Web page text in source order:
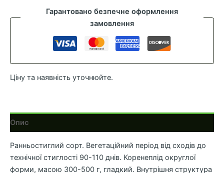
3
Гарантовано безпечне оформлення
замовлення
Ціну та наявність уточнюйте.
Опис
Ранньостиглий сорт. Вегетаційний період від сходів до
технічної стиглості 90-110 днів. Коренеплід округлої
форми, масою 300-500 г, гладкий. Внутрішня структура